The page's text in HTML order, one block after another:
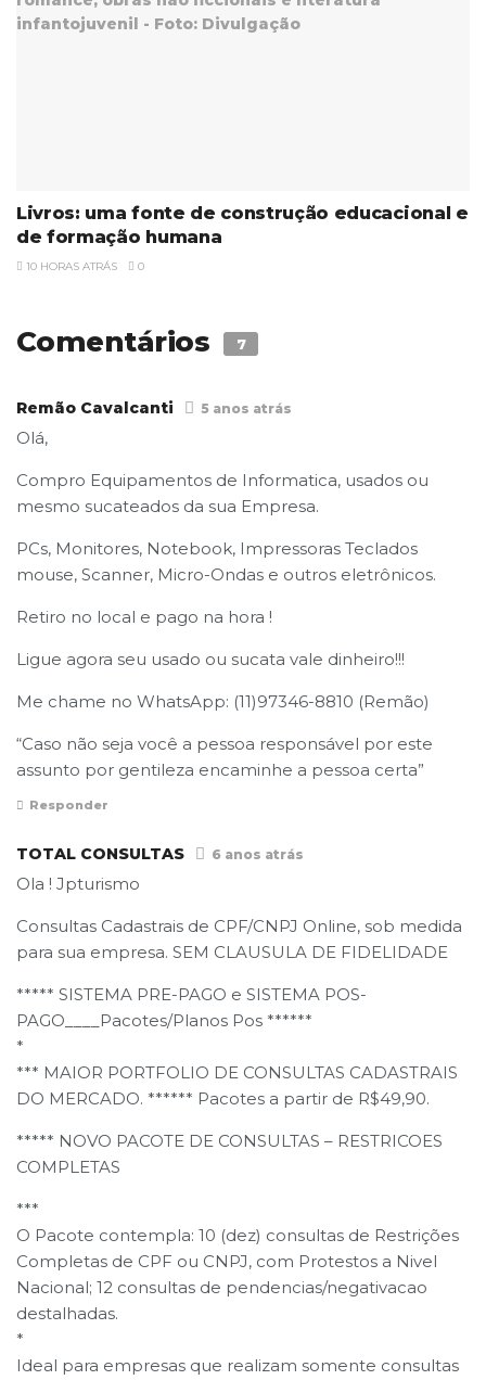
Livros: uma fonte de construção educacional e
de formação humana
10 HORAS ATRÁS 0
Comentários 7
Remão Cavalcanti 5 anos atrás
Olá,
Compro Equipamentos de Informatica, usados ou
mesmo sucateados da sua Empresa.
PCs, Monitores, Notebook, Impressoras Teclados
mouse, Scanner, Micro-Ondas e outros eletrônicos.
Retiro no local e pago na hora !
Ligue agora seu usado ou sucata vale dinheiro!!!
Me chame no WhatsApp: (11)97346-8810 (Remão)
“Caso não seja você a pessoa responsável por este
assunto por gentileza encaminhe a pessoa certa”
Responder
TOTAL CONSULTAS 6 anos atrás
Ola ! Jpturismo
Consultas Cadastrais de CPF/CNPJ Online, sob medida
para sua empresa. SEM CLAUSULA DE FIDELIDADE
***** SISTEMA PRE-PAGO e SISTEMA POS-
PAGO____Pacotes/Planos Pos ******
*
*** MAIOR PORTFOLIO DE CONSULTAS CADASTRAIS
DO MERCADO. ****** Pacotes a partir de R$49,90.
***** NOVO PACOTE DE CONSULTAS – RESTRICOES
COMPLETAS
***
O Pacote contempla: 10 (dez) consultas de Restrições
Completas de CPF ou CNPJ, com Protestos a Nivel
Nacional; 12 consultas de pendencias/negativacao
destalhadas.
*
Ideal para empresas que realizam somente consultas